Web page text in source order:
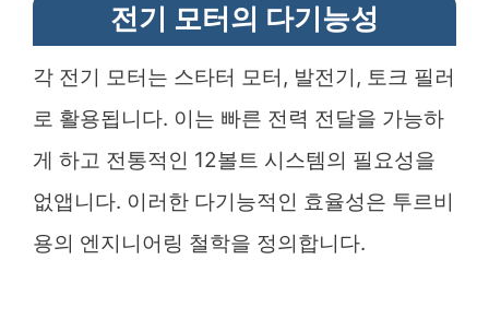
전기 모터의 다기능성
각 전기 모터는 스타터 모터, 발전기, 토크 필러
로 활용됩니다. 이는 빠른 전력 전달을 가능하
게 하고 전통적인 12볼트 시스템의 필요성을
없앱니다. 이러한 다기능적인 효율성은 투르비
용의 엔지니어링 철학을 정의합니다.